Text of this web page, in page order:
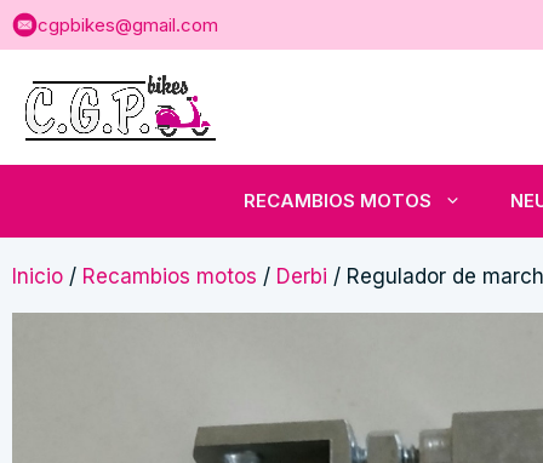
Saltar
al
cgpbikes@gmail.com
RECAMBIOS MOTOS
Inicio / Recambios motos / Derbi / Regulador de